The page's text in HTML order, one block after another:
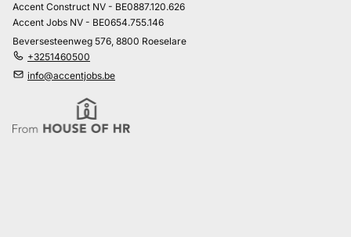
Accent Construct NV - BE0887.120.626
Accent Jobs NV - BE0654.755.146
Beversesteenweg 576, 8800 Roeselare
+3251460500
info@accentjobs.be